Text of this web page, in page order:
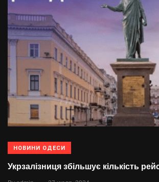
НОВИНИ ОДЕСИ
Укрзалізниця збільшує кількість